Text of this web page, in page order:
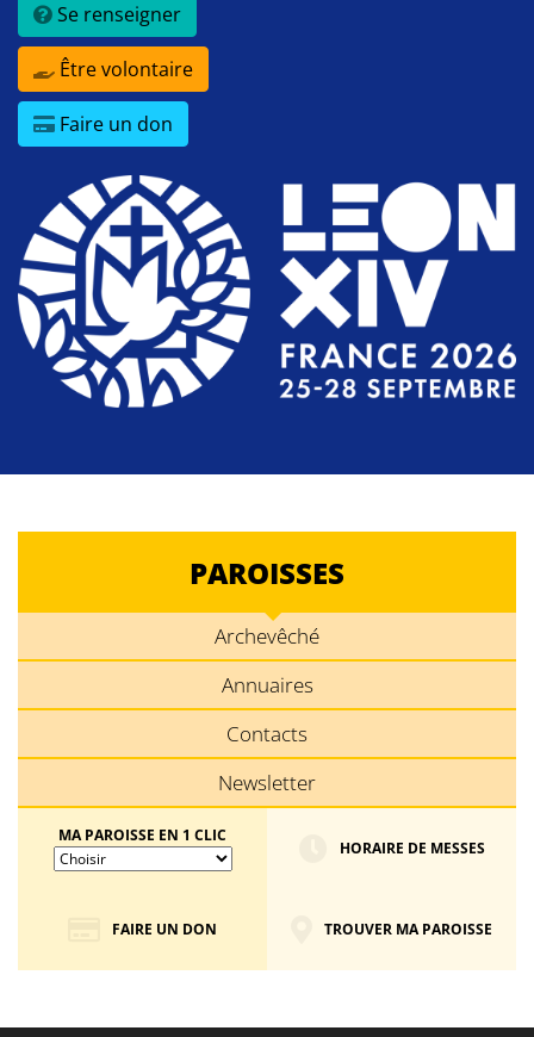
Se renseigner
Être volontaire
Faire un don
PAROISSES
Archevêché
Annuaires
Contacts
Newsletter
MA PAROISSE EN 1 CLIC
HORAIRE DE MESSES
FAIRE UN DON TROUVER MA PAROISSE